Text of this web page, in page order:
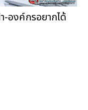
องค์กรอยากได้